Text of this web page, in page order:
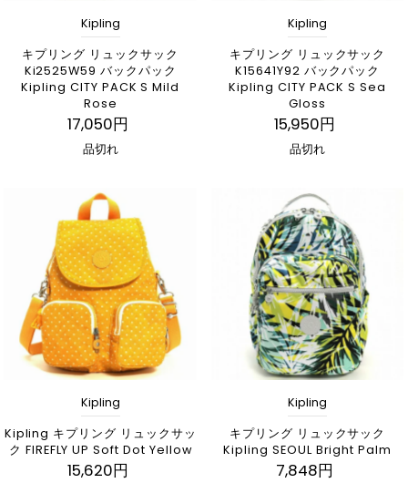
Kipling
キプリング リュックサック
Ki2525W59 バックパック
Kipling CITY PACK S Mild
Rose
17,050円
品切れ
Kipling
キプリング リュックサック
K15641Y92 バックパック
Kipling CITY PACK S Sea
Gloss
15,950円
品切れ
Kipling
Kipling キプリング リュックサッ
ク FIREFLY UP Soft Dot Yellow
15,620円
Kipling
キプリング リュックサック
Kipling SEOUL Bright Palm
7,848円